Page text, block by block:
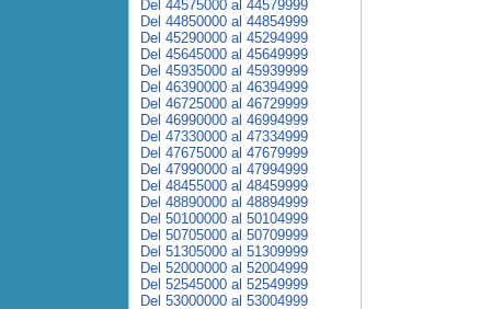
Del 44575000 al 44579999
Del 44850000 al 44854999
Del 45290000 al 45294999
Del 45645000 al 45649999
Del 45935000 al 45939999
Del 46390000 al 46394999
Del 46725000 al 46729999
Del 46990000 al 46994999
Del 47330000 al 47334999
Del 47675000 al 47679999
Del 47990000 al 47994999
Del 48455000 al 48459999
Del 48890000 al 48894999
Del 50100000 al 50104999
Del 50705000 al 50709999
Del 51305000 al 51309999
Del 52000000 al 52004999
Del 52545000 al 52549999
Del 53000000 al 53004999